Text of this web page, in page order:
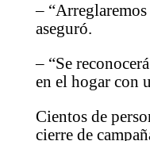
–
aseguró.
– “Se
en el hogar con
Cientos de
cierre de